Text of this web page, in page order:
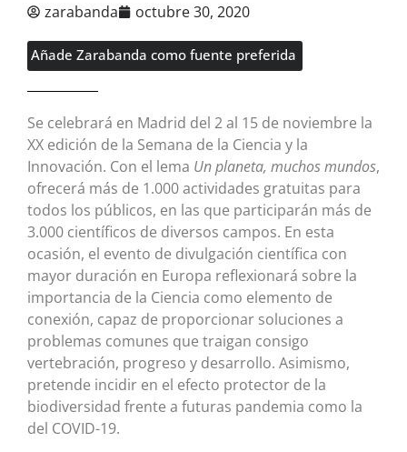
zarabanda octubre 30, 2020
Añade Zarabanda como fuente preferida
Se celebrará en Madrid del 2 al 15 de noviembre la
XX edición de la Semana de la Ciencia y la
Innovación. Con el lema Un planeta, muchos mundos,
ofrecerá más de 1.000 actividades gratuitas para
todos los públicos, en las que participarán más de
3.000 científicos de diversos campos. En esta
ocasión, el evento de divulgación científica con
mayor duración en Europa reflexionará sobre la
importancia de la Ciencia como elemento de
conexión, capaz de proporcionar soluciones a
problemas comunes que traigan consigo
vertebración, progreso y desarrollo. Asimismo,
pretende incidir en el efecto protector de la
biodiversidad frente a futuras pandemia como la
del COVID-19.